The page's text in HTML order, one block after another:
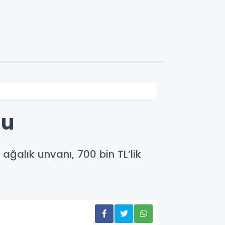
unvanı, 700 bin TL’lik